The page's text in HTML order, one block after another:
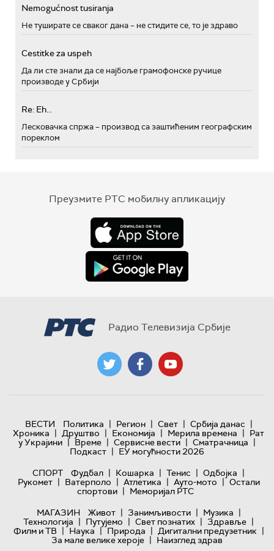
Nemogućnost tusiranja
Не туширате се сваког дана – не стидите се, то је здраво
Cestitke za uspeh
Да ли сте знали да се најбоље грамофонске ручице
производе у Србији
Re: Eh...
Лесковачка спржа – производ са заштићеним географским
пореклом
Преузмите РТС мобилну апликацију
Радио Телевизија Србије
ВЕСТИ Политика | Регион | Свет | Србија данас |
Хроника | Друштво | Економија | Мерила времена | Рат
у Украјини | Време | Сервисне вести | Сматрачница |
Подкаст | ЕУ могућности 2026
СПОРТ
Фудбал | Кошарка | Тенис | Одбојка |
Рукомет | Ватерполо | Атлетика | Ауто-мото | Остали
спортови | Меморијал РТС
МАГАЗИН
Живот | Занимљивости | Музика |
Технологијa | Путујемо | Свет познатих | Здравље |
Филм и ТВ | Наука | Природа | Дигитални предузетник |
За мале велике хероје | Наизглед здрав